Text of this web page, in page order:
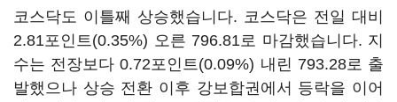
코스닥도 이틀째 상승했습니다. 코스닥은 전일 대비
2.81포인트(0.35%) 오른 796.81로 마감했습니다. 지
수는 전장보다 0.72포인트(0.09%) 내린 793.28로 출
발했으나 상승 전환 이후 강보합권에서 등락을 이어